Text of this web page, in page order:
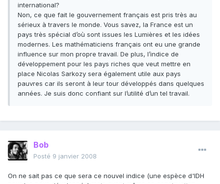
international?
Non, ce que fait le gouvernement français est pris très au
sérieux à travers le monde. Vous savez, la France est un
pays très spécial d’où sont issues les Lumières et les idées
modernes. Les mathématiciens français ont eu une grande
influence sur mon propre travail. De plus, l’indice de
développement pour les pays riches que veut mettre en
place Nicolas Sarkozy sera également utile aux pays
pauvres car ils seront à leur tour développés dans quelques
années. Je suis donc confiant sur l’utilité d’un tel travail.
Bob
Posté 9 janvier 2008
On ne sait pas ce que sera ce nouvel indice (une espèce d'IDH